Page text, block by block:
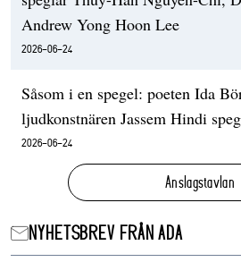
Andrew Yong Hoon Lee
2026-06-24
Såsom i en spegel: poeten Ida
ljudkonstnären Jassem Hindi
2026-06-24
Anslagstavlan
NYHETSBREV FRÅN ADA